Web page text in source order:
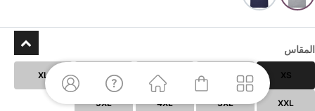
المقاس
XS
M
XL
XXL
3XL
4XL
5XL